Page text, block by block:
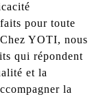
pour toute
YOTI, nous
qui répondent
et la
la